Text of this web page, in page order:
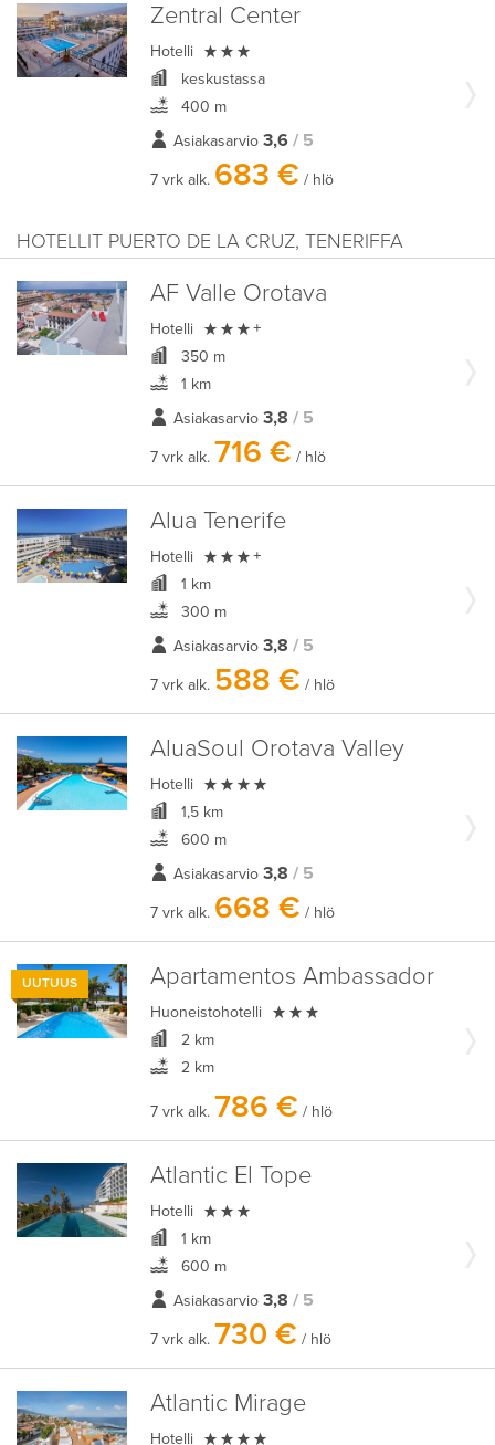
Zentral Center
Hotelli 
keskustassa
400 m
Asiakasarvio 3,6 / 5
7 vrk alk. 683 € / hlö
HOTELLIT PUERTO DE LA CRUZ, TENERIFFA
AF Valle Orotava
Hotelli  +
350 m
1 km
Asiakasarvio 3,8 / 5
7 vrk alk. 716 € / hlö
Alua Tenerife
Hotelli  +
1 km
300 m
Asiakasarvio 3,8 / 5
7 vrk alk. 588 € / hlö
AluaSoul Orotava Valley
Hotelli 
1,5 km
600 m
Asiakasarvio 3,8 / 5
7 vrk alk. 668 € / hlö
UUTUUS Apartamentos Ambassador
Huoneistohotelli 
2 km
2 km
7 vrk alk. 786 € / hlö
Atlantic El Tope
Hotelli 
1 km
600 m
Asiakasarvio 3,8 / 5
7 vrk alk. 730 € / hlö
Atlantic Mirage
Hotelli 